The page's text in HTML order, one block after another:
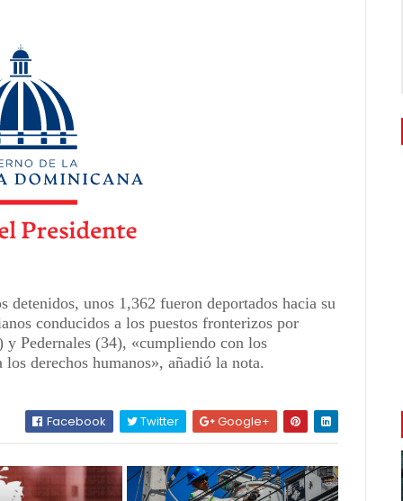
unos 1,362 fueron deportados hacia su
conducidos a los puestos fronterizos por
Pedernales (34), «cumpliendo con los
derechos humanos», añadió la nota.
Facebook Twitter Google+